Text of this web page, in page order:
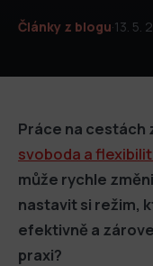
Články z blogu·13. 5.
Práce na cestách
svoboda a
může rychle
nastavit si režim,
efektivně a
praxi?